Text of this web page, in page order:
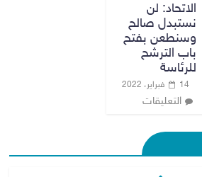
الاتحاد: لن
نستبدل صالح
وسنطعن بفتح
باب الترشح
للرئاسة
14 فبراير، 2022
التعليقات